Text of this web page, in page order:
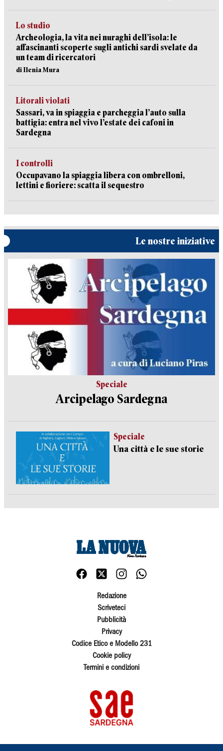
Lo studio
Archeologia, la vita nei nuraghi dell’isola: le
affascinanti scoperte sugli antichi sardi svelate da
un team di ricercatori
di Ilenia Mura
Litorali violati
Sassari, va in spiaggia e parcheggia l’auto sulla
battigia: entra nel vivo l’estate dei cafoni in
Sardegna
I controlli
Occupavano la spiaggia libera con ombrelloni,
lettini e fioriere: scatta il sequestro
Le nostre iniziative
Speciale
Arcipelago Sardegna
Speciale
Una città e le sue storie
Redazione
Scriveteci
Pubblicità
Privacy
Codice Etico e Modello 231
Cookie policy
Termini e condizioni